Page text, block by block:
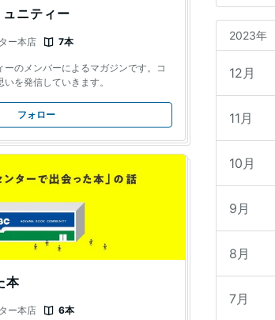
ニティー
ー本店 7本
のメンバーによるマガジンです。コ
を発信していきます。
フォロー
本
ー本店 6本
2023年
12月
11月
10月
9月
8月
7月